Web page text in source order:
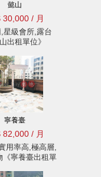
懿山
30,000 / 月
星級會所,露台
出租單位》
寧養臺
82,000 / 月
用率高,極高層,
《寧養臺出租單